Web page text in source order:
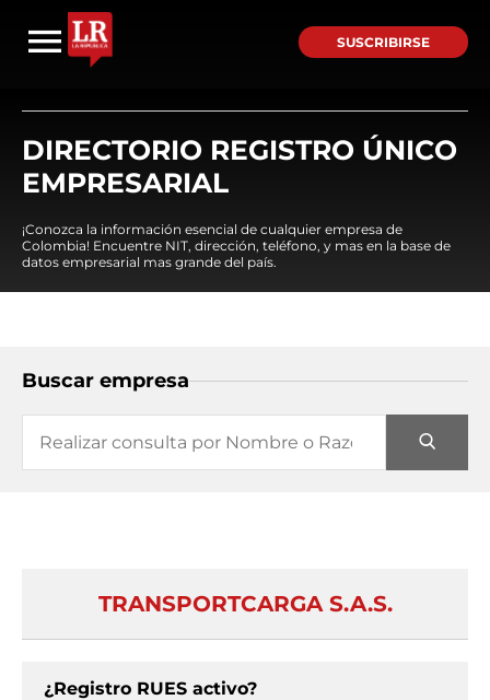
SUSCRIBIRSE
DIRECTORIO REGISTRO ÚNICO
EMPRESARIAL
¡Conozca la información esencial de cualquier empresa de
Colombia! Encuentre NIT, dirección, teléfono, y mas en la base de
datos empresarial mas grande del país.
Buscar empresa
TRANSPORTCARGA S.A.S.
¿Registro RUES activo?